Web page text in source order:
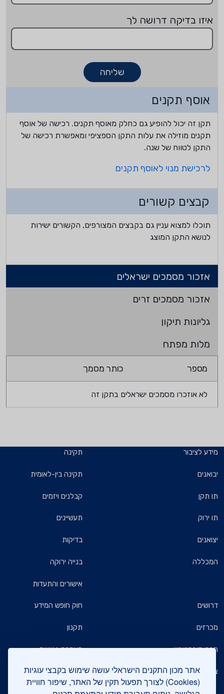
אתר מכון התקנים הישראלי עושה שימוש בקבצי עוגיות
(Cookies) לצורך תפעול תקין של האתר, שיפור חוויית
איזו בדיקה דרושה לך
שליחה
אוסף תקנים
תקן זה יכול להופיע גם כחלק מאוסף תקנים. רכישה של אוסף
תקנים מוזילה את עלות התקן הספציפי ומאפשרת רכישה של
התקן לטווח של שנה.
לרכישת מנוי לאוסף תקנים
קבצים קשורים
תוכלו למצוא עניין גם בקבצים המצורפים, הקשורים ישירות
לנושא התקן המוצג
אזכור מסמכים ישראלים
אזכור מסמכים זרים
גליונות תיקון
מלות מפתח
מספר כותר מסמך
לא אוזכרו מסמכים ישראלים בתקן זה
מידע לציבור
יבואנים
תו תקן
תו ירוק
יצואנים
המכללה
תקינה
תקינה בין-לאומית
קבלנים ויזמים
תעשיינים
בדיקות
בנייה ירוקה
אישורים והתעדות
דרושים
מכרזים
חברי דירקטוריון
צרו קשר
חוק חופש המידע
תקנון
הצהרת נגישות
מדיניות הגנת הפרטיות